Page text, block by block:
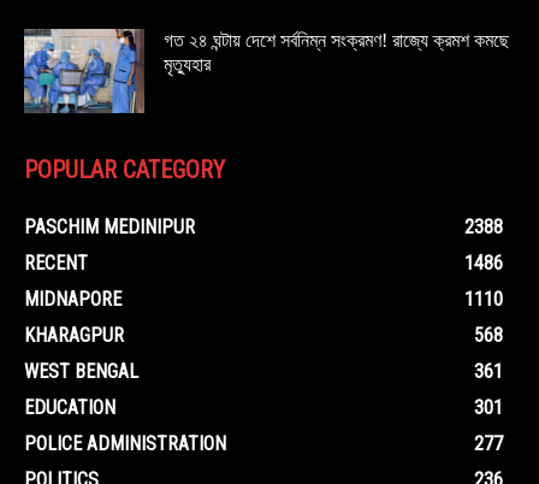
গত ২৪ ঘন্টায় দেশে সর্বনিম্ন সংক্রমণ! রাজ্যে ক্রমশ কমছে
মৃত্যুহার
POPULAR CATEGORY
PASCHIM MEDINIPUR
2388
RECENT
1486
MIDNAPORE
1110
KHARAGPUR
568
WEST BENGAL
361
EDUCATION
301
POLICE ADMINISTRATION
277